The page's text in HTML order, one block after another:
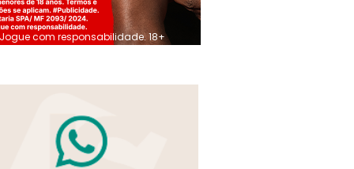
Jogue com responsabilidade. 18+